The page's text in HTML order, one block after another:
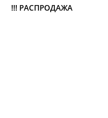
!!! РАСПРОДАЖА